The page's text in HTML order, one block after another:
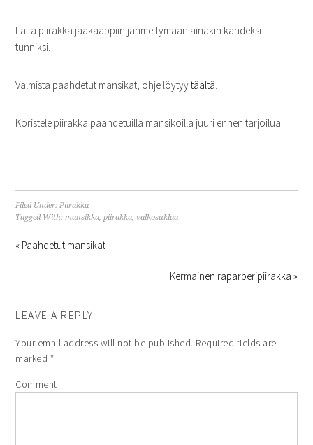
Laita piirakka jääkaappiin jähmettymään ainakin kahdeksi
tunniksi.
Valmista paahdetut mansikat, ohje löytyytäältä.
Koristele piirakka paahdetuilla mansikoilla juuri ennen tarjoilua.
Filed Under:Piirakka
Tagged With:mansikka,piirakka,valkosuklaa
« Paahdetut mansikat
Kermainen raparperipiirakka »
LEAVE A REPLY
Your email address will not be published. Required fields are
marked *
Comment